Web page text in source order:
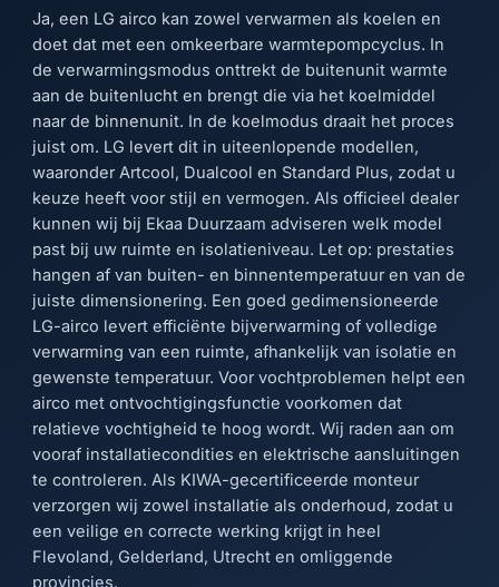
Ja, een LG airco kan zowel verwarmen als koelen en
doet dat met een omkeerbare warmtepompcyclus. In
de verwarmingsmodus onttrekt de buitenunit warmte
aan de buitenlucht en brengt die via het koelmiddel
naar de binnenunit. In de koelmodus draait het proces
juist om. LG levert dit in uiteenlopende modellen,
waaronder Artcool, Dualcool en Standard Plus, zodat u
keuze heeft voor stijl en vermogen. Als officieel dealer
kunnen wij bij Ekaa Duurzaam adviseren welk model
past bij uw ruimte en isolatieniveau. Let op: prestaties
hangen af van buiten- en binnentemperatuur en van de
juiste dimensionering. Een goed gedimensioneerde
LG-airco levert efficiënte bijverwarming of volledige
verwarming van een ruimte, afhankelijk van isolatie en
gewenste temperatuur. Voor vochtproblemen helpt een
airco met ontvochtigingsfunctie voorkomen dat
relatieve vochtigheid te hoog wordt. Wij raden aan om
vooraf installatiecondities en elektrische aansluitingen
te controleren. Als KIWA-gecertificeerde monteur
verzorgen wij zowel installatie als onderhoud, zodat u
een veilige en correcte werking krijgt in heel
Flevoland, Gelderland, Utrecht en omliggende